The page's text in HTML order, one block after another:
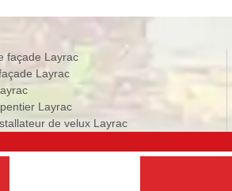
façade Layrac
Layrac
Layrac
de velux Layrac